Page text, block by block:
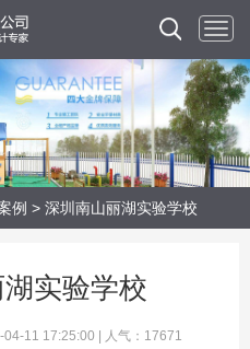
例 > 深圳南山丽湖实验学校
实验学校
11 17:25:00 | 人气：17671